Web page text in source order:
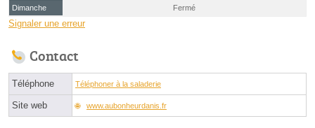
Dimanche
Fermé
Signaler une erreur
Contact
Téléphone Téléphoner à la saladerie
Site web www.aubonheurdanis.fr